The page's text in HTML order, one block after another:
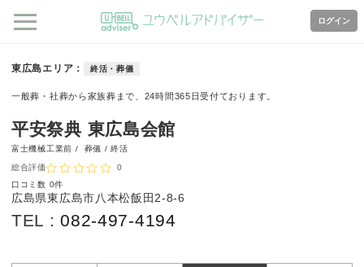
ログイン
東広島エリア 終活・葬儀
一般葬・社葬から家族葬まで、24時間365日受付ております。
平安祭典 東広島会館
富士機械工業前 / 葬儀 / 終活
総合評価
0
口コミ数 0件
広島県東広島市八本松飯田2-8-6
TEL :082-497-4194